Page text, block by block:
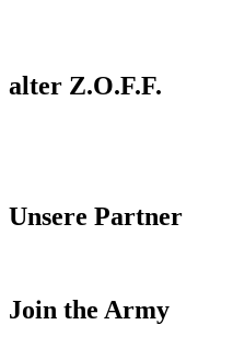
alter Z.O.F.F.
Unsere Partner
Join the Army